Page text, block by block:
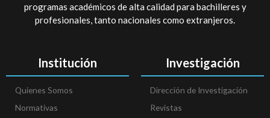
programas académicos de alta calidad para bachilleres y
profesionales, tanto nacionales como extranjeros.
Institución
Quienes Somos
Normativas
Investigación
Dirección de Investigación
Revistas